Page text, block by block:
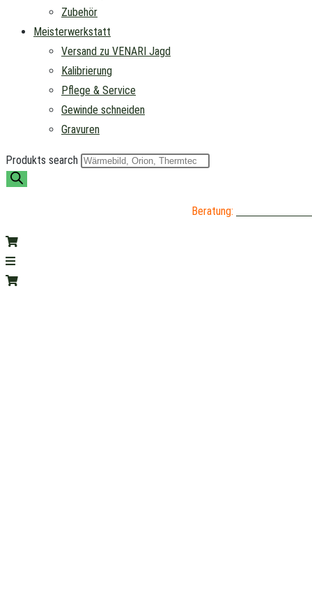
Zubehör
Meisterwerkstatt
Versand zu VENARI Jagd
Kalibrierung
Pflege & Service
Gewinde schneiden
Gravuren
Produkts search
Beratung: